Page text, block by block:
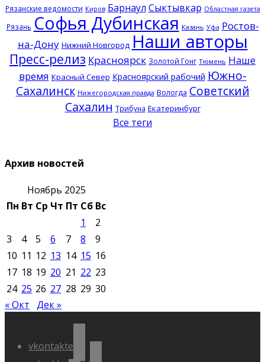
Рязанские ведомости Киров Барнаул Сыктывкар Областная газета
Рязань Софья Дубинская Казань Уфа Ростов-
на-Дону Нижний Новгород Наши авторы
Пресс-релиз Красноярск Золотой Гонг Тюмень Наше
время Красный Север Красноярский рабочий Южно-
Сахалинск Нижегородская правда Вологда Советский
Сахалин Трибуна Екатеринбург
Все теги
Архив новостей
Ноябрь 2025
Пн Вт Ср Чт Пт Сб Вс
1
2
3
4 5 6 7 8
9
10 11 12 13 14 15 16
17 18 19 20 21 22 23
24 25 26 27 28 29 30
« Окт Дек »
vkontakte